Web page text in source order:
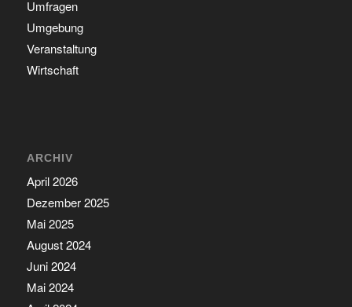
Umfragen
Umgebung
Veranstaltung
Wirtschaft
ARCHIV
April 2026
Dezember 2025
Mai 2025
August 2024
Juni 2024
Mai 2024